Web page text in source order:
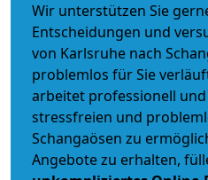
Wir unterstützen Sie
Entscheidungen und
von Karlsruhe nach
problemlos für Sie
arbeitet professionell
stressfreien und
Schangaösen zu
Angebote zu erhalten,